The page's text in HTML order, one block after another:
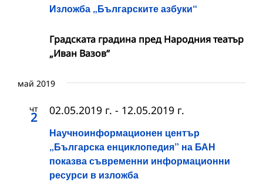
Изложба „Българските азбуки“
Градската градина пред Народния театър
„Иван Вазов“
май 2019
чт
2
Научноинформационен център
„Българска енциклопедия” на БАН
показва съвременни информационни
ресурси в изложба
02.05.2019 г. - 12.05.2019 г.